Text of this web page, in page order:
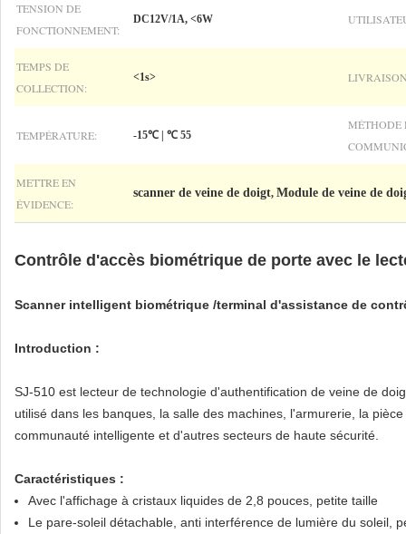
TENSION DE
FONCTIONNEMENT:
DC12V/1A, <6W
TEMPS DE
COLLECTION:
<1s>
TEMPÉRATURE: -15℃ | ℃ 55
MÉTHODE
METTRE EN
ÉVIDENCE:
scanner de veine de doigt, Module de veine de
Contrôle d'accès biométrique de porte avec le
Scanner intelligent biométrique /terminal d'assistance de
Introduction :
SJ-510 est lecteur de technologie d'authentification de veine de
utilisé dans les banques, la salle des machines, l'armurerie, la
communauté intelligente et d'autres secteurs de haute sécurité.
Caractéristiques :
Avec l'affichage à cristaux liquides de 2,8 pouces, petite taille
Le pare-soleil détachable, anti interférence de lumière du soleil,